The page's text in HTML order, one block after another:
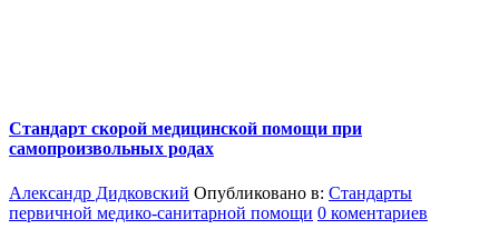
Стандарт скорой медицинской помощи при
самопроизвольных родах
Александр Дидковский Опубликовано в: Стандарты
первичной медико-санитарной помощи 0 коментариев